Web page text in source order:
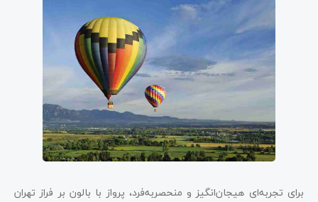
برای تجربه‌ای هیجان‌انگیز و منحصربه‌فرد، پرواز با بالون بر فراز تهران